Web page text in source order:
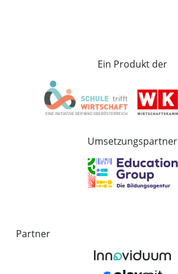
Ein Produkt der
Umsetzungspartner
Partner